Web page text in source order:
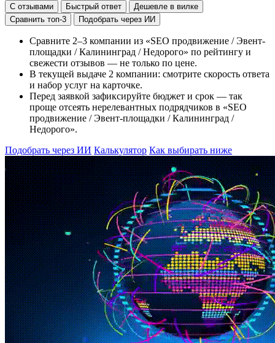
С отзывами Быстрый ответ
Дешевле в вилке
Сравнить топ-3
Подобрать через ИИ
Сравните 2–3 компании из «SEO продвижение / Эвент-
площадки / Калининград / Недорого» по рейтингу и
свежести отзывов — не только по цене.
В текущей выдаче 2 компании: смотрите скорость ответа
и набор услуг на карточке.
Перед заявкой зафиксируйте бюджет и срок — так
проще отсеять нерелевантных подрядчиков в «SEO
продвижение / Эвент-площадки / Калининград /
Недорого».
Подобрать через ИИ Калькулятор Как выбирать ниже